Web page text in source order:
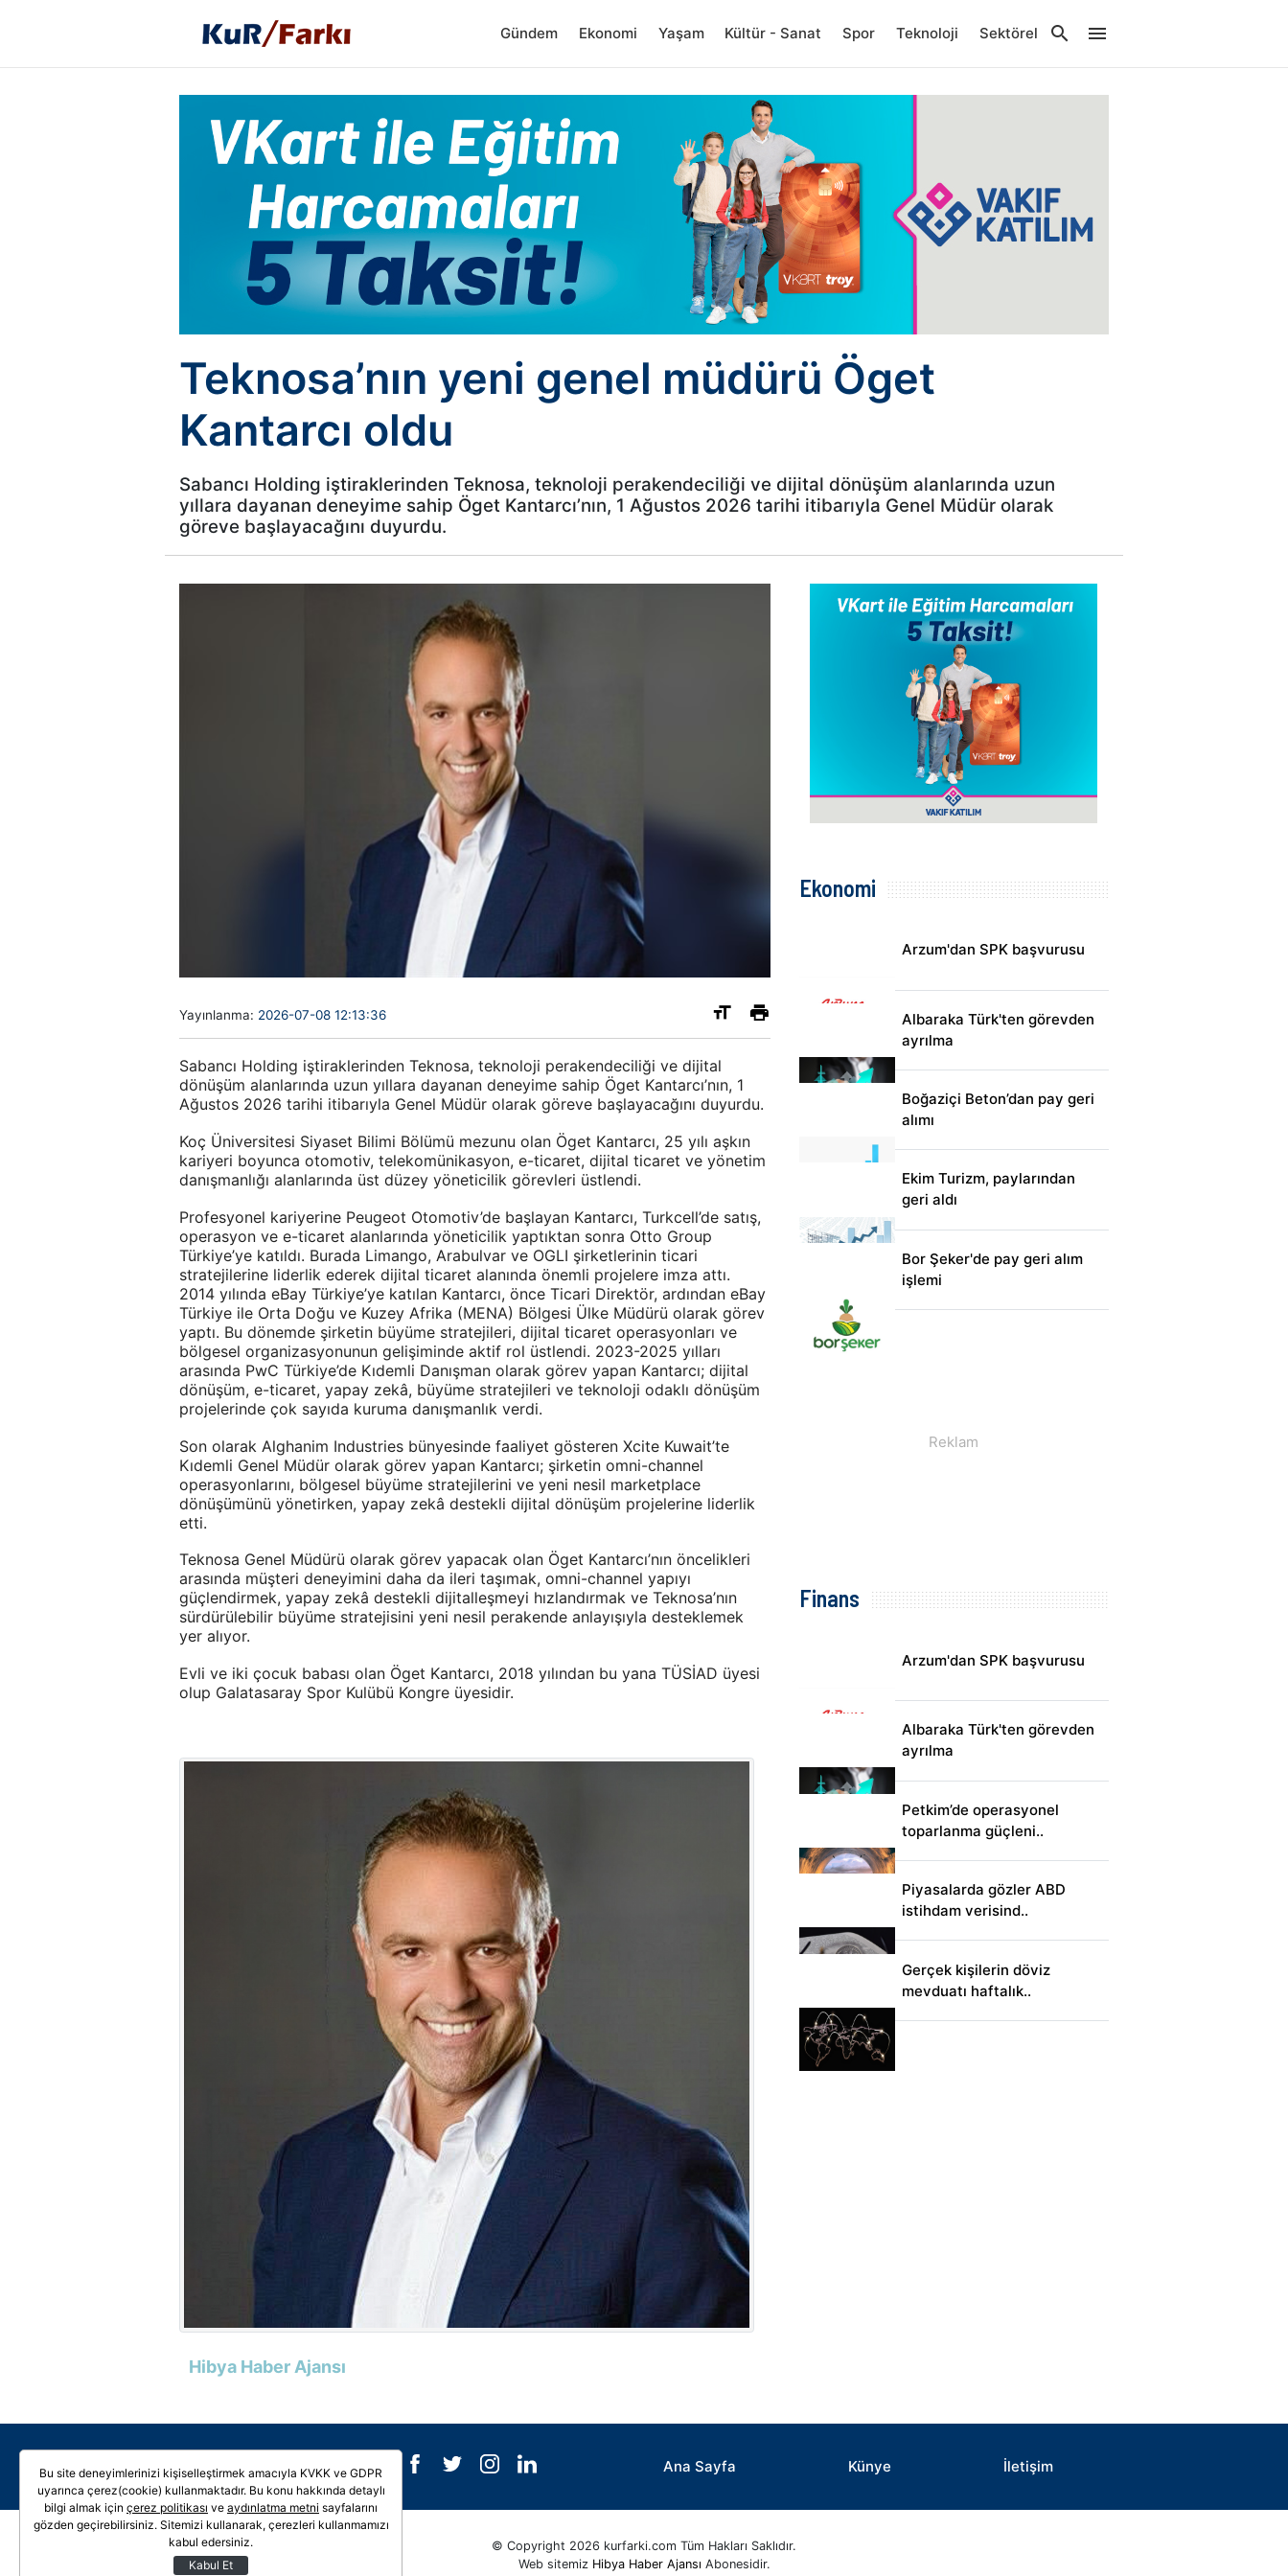
Gündem Ekonomi Yaşam Kültür - Sanat Spor Teknoloji Sektörel
Teknosa’nın yeni genel müdürü Öget
Kantarcı oldu
Sabancı Holding iştiraklerinden Teknosa, teknoloji perakendeciliği ve dijital dönüşüm alanlarında uzun
yıllara dayanan deneyime sahip Öget Kantarcı’nın, 1 Ağustos 2026 tarihi itibarıyla Genel Müdür olarak
göreve başlayacağını duyurdu.
Yayınlanma: 2026-07-08 12:13:36
Sabancı Holding iştiraklerinden Teknosa, teknoloji perakendeciliği ve dijital
dönüşüm alanlarında uzun yıllara dayanan deneyime sahip Öget Kantarcı’nın, 1
Ağustos 2026 tarihi itibarıyla Genel Müdür olarak göreve başlayacağını duyurdu.
Koç Üniversitesi Siyaset Bilimi Bölümü mezunu olan Öget Kantarcı, 25 yılı aşkın
kariyeri boyunca otomotiv, telekomünikasyon, e-ticaret, dijital ticaret ve yönetim
danışmanlığı alanlarında üst düzey yöneticilik görevleri üstlendi.
Profesyonel kariyerine Peugeot Otomotiv’de başlayan Kantarcı, Turkcell’de satış,
operasyon ve e-ticaret alanlarında yöneticilik yaptıktan sonra Otto Group
Türkiye’ye katıldı. Burada Limango, Arabulvar ve OGLI şirketlerinin ticari
stratejilerine liderlik ederek dijital ticaret alanında önemli projelere imza attı.
2014 yılında eBay Türkiye’ye katılan Kantarcı, önce Ticari Direktör, ardından eBay
Türkiye ile Orta Doğu ve Kuzey Afrika (MENA) Bölgesi Ülke Müdürü olarak görev
yaptı. Bu dönemde şirketin büyüme stratejileri, dijital ticaret operasyonları ve
bölgesel organizasyonunun gelişiminde aktif rol üstlendi. 2023-2025 yılları
arasında PwC Türkiye’de Kıdemli Danışman olarak görev yapan Kantarcı; dijital
dönüşüm, e-ticaret, yapay zekâ, büyüme stratejileri ve teknoloji odaklı dönüşüm
projelerinde çok sayıda kuruma danışmanlık verdi.
Son olarak Alghanim Industries bünyesinde faaliyet gösteren Xcite Kuwait’te
Kıdemli Genel Müdür olarak görev yapan Kantarcı; şirketin omni-channel
operasyonlarını, bölgesel büyüme stratejilerini ve yeni nesil marketplace
dönüşümünü yönetirken, yapay zekâ destekli dijital dönüşüm projelerine liderlik
etti.
Teknosa Genel Müdürü olarak görev yapacak olan Öget Kantarcı’nın öncelikleri
arasında müşteri deneyimini daha da ileri taşımak, omni-channel yapıyı
güçlendirmek, yapay zekâ destekli dijitalleşmeyi hızlandırmak ve Teknosa’nın
sürdürülebilir büyüme stratejisini yeni nesil perakende anlayışıyla desteklemek
yer alıyor.
Evli ve iki çocuk babası olan Öget Kantarcı, 2018 yılından bu yana TÜSİAD üyesi
olup Galatasaray Spor Kulübü Kongre üyesidir.
Hibya Haber Ajansı
Ekonomi
Arzum'dan SPK başvurusu
Albaraka Türk'ten görevden
ayrılma
Boğaziçi Beton’dan pay geri
alımı
Ekim Turizm, paylarından
geri aldı
Bor Şeker'de pay geri alım
işlemi
Finans
Arzum'dan SPK başvurusu
Albaraka Türk'ten görevden
ayrılma
Petkim’de operasyonel
toparlanma güçleni..
Piyasalarda gözler ABD
istihdam verisind..
Gerçek kişilerin döviz
mevduatı haftalık..
Galeri Video Ana Sayfa Künye İletişim
© Copyright 2026 kurfarki.com Tüm Hakları Saklıdır.
Web sitemiz Hibya Haber Ajansı Abonesidir.
Bu site deneyimlerinizi kişiselleştirmek amacıyla KVKK ve GDPR
uyarınca çerez(cookie) kullanmaktadır. Bu konu hakkında detaylı
bilgi almak için çerez politikası ve aydınlatma metni sayfalarını
gözden geçirebilirsiniz. Sitemizi kullanarak, çerezleri kullanmamızı
kabul edersiniz.
Kabul Et